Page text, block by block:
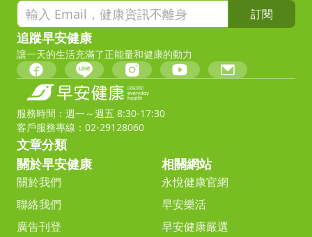
訂閱
追蹤早安健康
讓一天的生活充滿了正能量和健康的動力
服務時間：週一～週五 8:30-17:30
客戶服務專線：02-29128060
文章分類
關於早安健康
關於我們
聯絡我們
廣告刊登
相關網站
永悅健康官網
早安樂活
早安健康嚴選